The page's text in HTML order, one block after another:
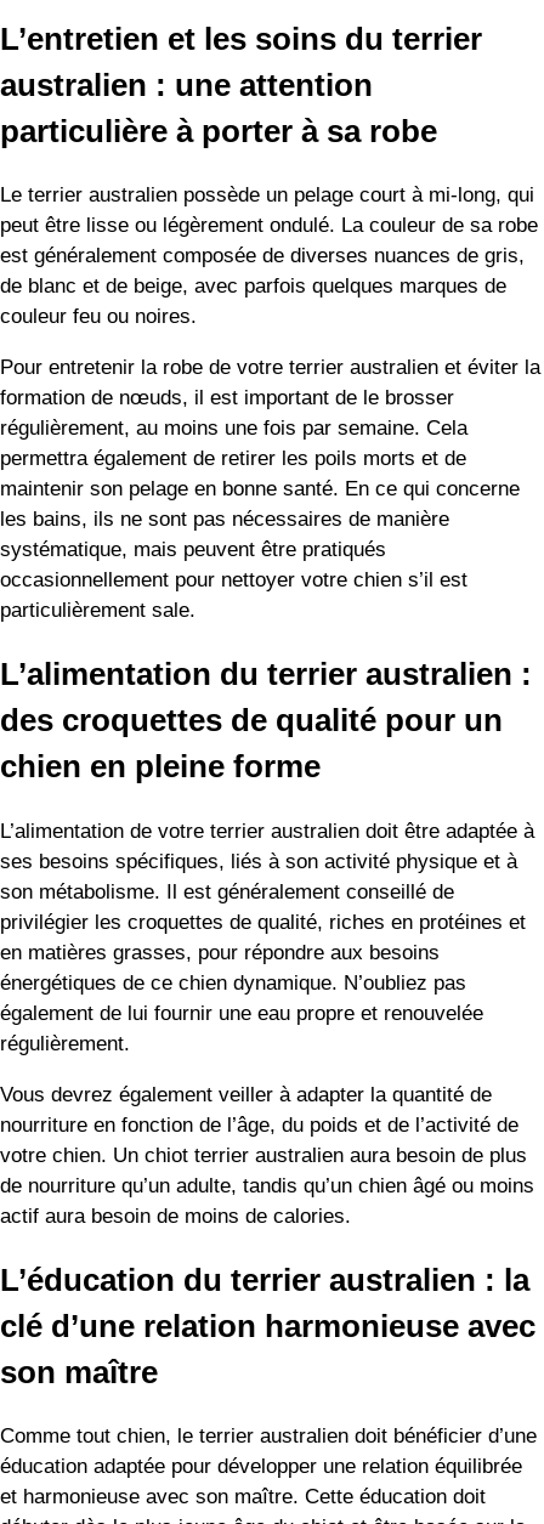
L’entretien et les soins du terrier
australien : une attention
particulière à porter à sa robe
Le terrier australien possède un pelage court à mi-long, qui
peut être lisse ou légèrement ondulé. La couleur de sa robe
est généralement composée de diverses nuances de gris,
de blanc et de beige, avec parfois quelques marques de
couleur feu ou noires.
Pour entretenir la robe de votre terrier australien et éviter la
formation de nœuds, il est important de le brosser
régulièrement, au moins une fois par semaine. Cela
permettra également de retirer les poils morts et de
maintenir son pelage en bonne santé. En ce qui concerne
les bains, ils ne sont pas nécessaires de manière
systématique, mais peuvent être pratiqués
occasionnellement pour nettoyer votre chien s’il est
particulièrement sale.
L’alimentation du terrier australien :
des croquettes de qualité pour un
chien en pleine forme
L’alimentation de votre terrier australien doit être adaptée à
ses besoins spécifiques, liés à son activité physique et à
son métabolisme. Il est généralement conseillé de
privilégier les croquettes de qualité, riches en protéines et
en matières grasses, pour répondre aux besoins
énergétiques de ce chien dynamique. N’oubliez pas
également de lui fournir une eau propre et renouvelée
régulièrement.
Vous devrez également veiller à adapter la quantité de
nourriture en fonction de l’âge, du poids et de l’activité de
votre chien. Un chiot terrier australien aura besoin de plus
de nourriture qu’un adulte, tandis qu’un chien âgé ou moins
actif aura besoin de moins de calories.
L’éducation du terrier australien : la
clé d’une relation harmonieuse avec
son maître
Comme tout chien, le terrier australien doit bénéficier d’une
éducation adaptée pour développer une relation équilibrée
et harmonieuse avec son maître. Cette éducation doit